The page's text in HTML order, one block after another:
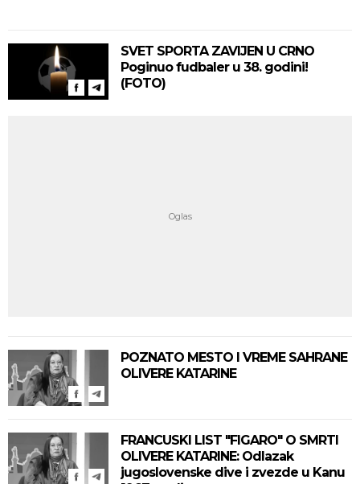
SVET SPORTA ZAVIJEN U CRNO
Poginuo fudbaler u 38. godini!
(FOTO)
POZNATO MESTO I VREME SAHRANE
OLIVERE KATARINE
FRANCUSKI LIST "FIGARO" O SMRTI
OLIVERE KATARINE: Odlazak
jugoslovenske dive i zvezde u Kanu